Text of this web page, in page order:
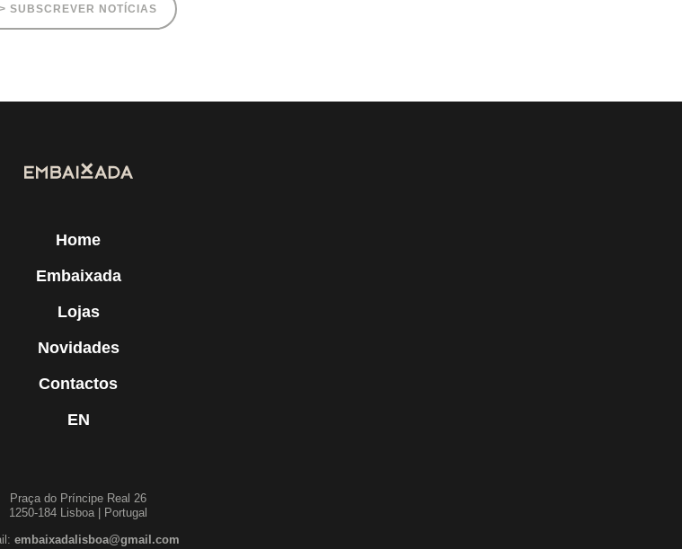
> SUBSCREVER NOTÍCIAS
Home
Embaixada
Lojas
Novidades
Contactos
EN
Praça do Príncipe Real 26
1250-184 Lisboa | Portugal
embaixadalisboa@gmail.com